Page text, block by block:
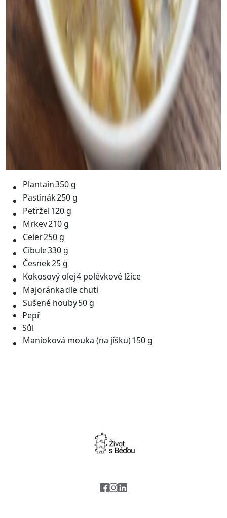
Plantain350 g
Pastinák250 g
Petržel120 g
Mrkev210 g
Celer250 g
Cibule330 g
Česnek25 g
Kokosový olej4 polévkové lžíce
Majoránkadle chuti
Sušené houby50 g
Pepř
Sůl
Manioková mouka (na jíšku)150 g